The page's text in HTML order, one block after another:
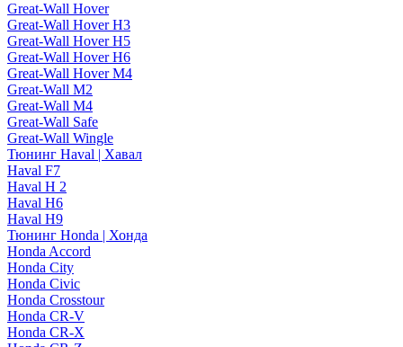
Great-Wall Hover
Great-Wall Hover H3
Great-Wall Hover H5
Great-Wall Hover H6
Great-Wall Hover M4
Great-Wall M2
Great-Wall M4
Great-Wall Safe
Great-Wall Wingle
Тюнинг Haval | Хавал
Haval F7
Haval H 2
Haval H6
Haval H9
Тюнинг Honda | Хонда
Honda Accord
Honda City
Honda Civic
Honda Crosstour
Honda CR-V
Honda CR-X